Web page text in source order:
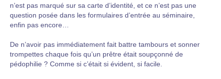
n’est pas marqué sur sa carte d’identité, et ce n’est pas une
question posée dans les formulaires d’entrée au séminaire,
enfin pas encore…
De n’avoir pas immédiatement fait battre tambours et sonner
trompettes chaque fois qu’un prêtre était soupçonné de
pédophilie ? Comme si c’était si évident, si facile.